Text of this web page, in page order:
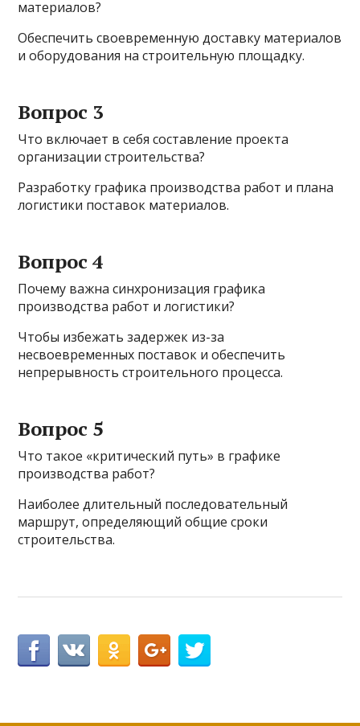
материалов?
Обеспечить своевременную доставку материалов
и оборудования на строительную площадку.
Вопрос 3
Что включает в себя составление проекта
организации строительства?
Разработку графика производства работ и плана
логистики поставок материалов.
Вопрос 4
Почему важна синхронизация графика
производства работ и логистики?
Чтобы избежать задержек из-за
несвоевременных поставок и обеспечить
непрерывность строительного процесса.
Вопрос 5
Что такое «критический путь» в графике
производства работ?
Наиболее длительный последовательный
маршрут, определяющий общие сроки
строительства.